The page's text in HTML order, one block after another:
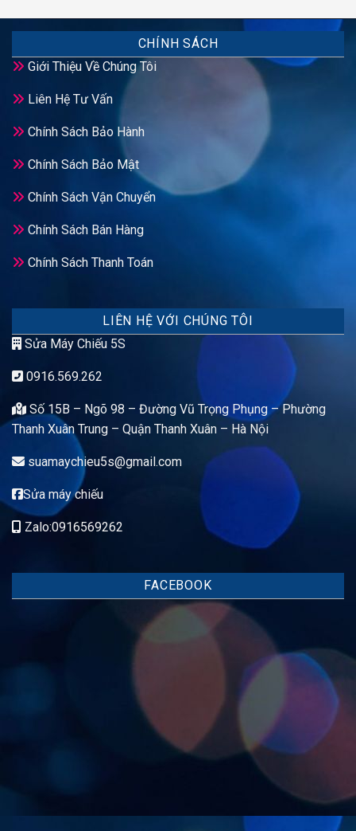
CHÍNH SÁCH
Giới Thiệu Về Chúng Tôi
Liên Hệ Tư Vấn
Chính Sách Bảo Hành
Chính Sách Bảo Mật
Chính Sách Vận Chuyển
Chính Sách Bán Hàng
Chính Sách Thanh Toán
LIÊN HỆ VỚI CHÚNG TÔI
Sửa Máy Chiếu 5S
0916.569.262
Số 15B – Ngõ 98 – Đường Vũ Trọng Phụng – Phường
Thanh Xuân Trung – Quận Thanh Xuân – Hà Nội
suamaychieu5s@gmail.com
Sửa máy chiếu
Zalo:0916569262
FACEBOOK